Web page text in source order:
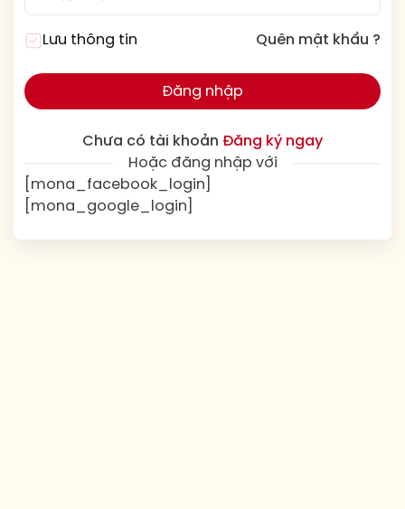
Lưu thông tin Quên mật khẩu ?
Đăng nhập
Chưa có tài khoản Đăng ký ngay
Hoặc đăng nhập với
[mona_facebook_login]
[mona_google_login]